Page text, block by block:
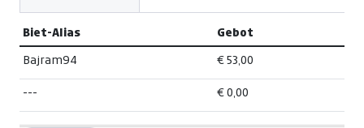
Biet-Alias Gebot
Bajram94 € 53,00
--- € 0,00